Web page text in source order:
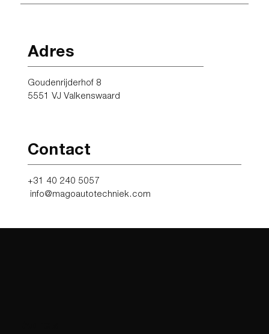
Adres
Goudenrijderhof 8
5551 VJ Valkenswaard
Contact
+31 40 240 5057
info@magoautotechniek.com